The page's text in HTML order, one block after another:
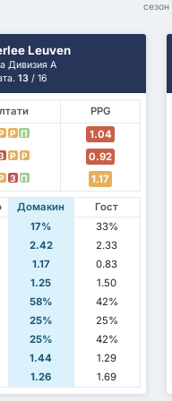
сезон
Leuven
Дивизия А
13 / 16
PPG
P П
1.04
P P
0.92
З П 1.17
Домакин
Гост
17%
33%
2.42
2.33
1.17
0.83
1.25
1.50
58%
42%
25%
25%
25%
42%
1.44
1.29
1.26 1.69